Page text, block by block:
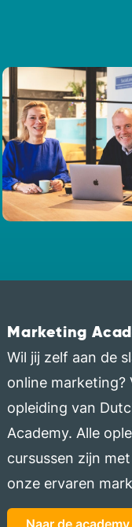
Marketing
Wil jij zelf aan de
online marketing?
opleiding van
Academy. Alle
cursussen zijn
onze ervaren
Naar de academy